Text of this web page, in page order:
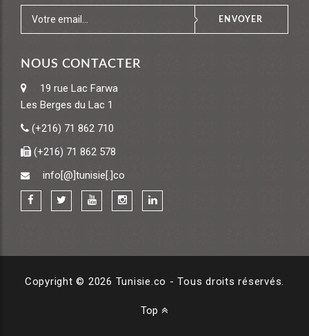
ENVOYER
NOUS CONTACTER
19 rue Lac Farwa
Les Berges du Lac 1
(+216) 71 862 710
(+216) 71 862 578
info[@]tunisie[.]co
Copyright © 2026 Tunisie.co - Tous droits réservés.
Top